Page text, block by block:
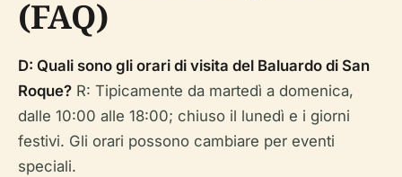
(FAQ)
D: Quali sono gli orari di visita del Baluardo di San
Roque? R: Tipicamente da martedì a domenica,
dalle 10:00 alle 18:00; chiuso il lunedì e i giorni
festivi. Gli orari possono cambiare per eventi
speciali.